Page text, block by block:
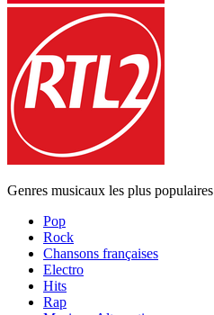
Genres musicaux les plus populaires
Pop
Rock
Chansons françaises
Electro
Hits
Rap